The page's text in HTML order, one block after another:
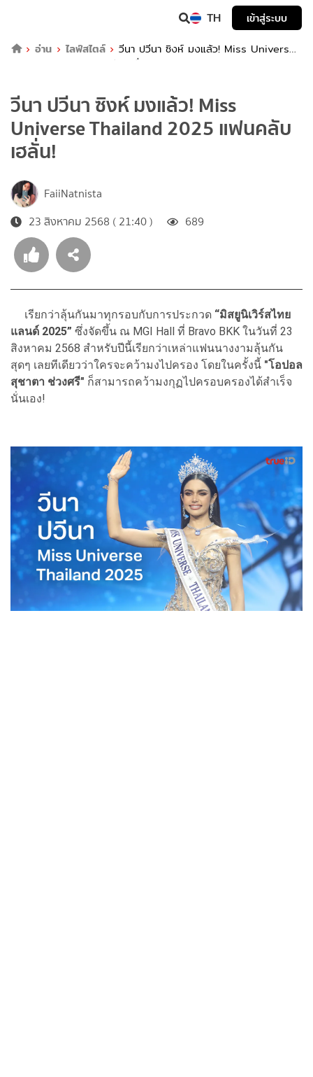
TH
เข้าสู่ระบบ
อ่าน
ไลฟ์สไตล์
วีนา ปวีนา ซิงห์ มงแล้ว! Miss Universe
Thailand 2025 แฟนคลับเฮลั่น!
วีนา ปวีนา ซิงห์ มงแล้ว! Miss
Universe Thailand 2025 แฟนคลับ
เฮลั่น!
FaiiNatnista
23 สิงหาคม 2568 ( 21:40 )
689
เรียกว่าลุ้นกันมาทุกรอบกับการประกวด “มิสยูนิเวิร์สไทย
แลนด์ 2025” ซึ่งจัดขึ้น ณ MGI Hall ที่ Bravo BKK ในวันที่ 23
สิงหาคม 2568 สำหรับปีนี้เรียกว่าเหล่าแฟนนางงามลุ้นกัน
สุดๆ เลยทีเดียวว่าใครจะคว้ามงไปครอง โดยในครั้งนี้ "โอปอล
สุชาตา ช่วงศรี" ก็สามารถคว้ามงกุฏไปครอบครองได้สำเร็จ
นั่นเอง!